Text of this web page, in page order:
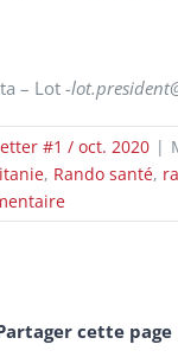
– Lot -
#1 / oct. 2020 |
, Rando santé,
cette page